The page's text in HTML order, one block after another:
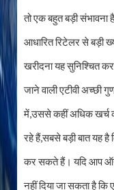
तो एक बहुत बड़ी
आधारित रिटेलर से बड़ी
खरीदना यह सुनिश्चित
जाने वाली एटीवी अच्छी
में,उससे कहीं अधिक खर्च
रहे हैं,सबसे बड़ी बात यह है
कर सकते हैं। यदि आप
नहीं दिया जा सकता है कि